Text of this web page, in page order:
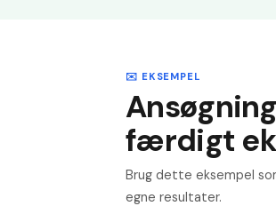
✉️ EKSEMPEL
færdigt
Brug dette eksempel
egne resultater.